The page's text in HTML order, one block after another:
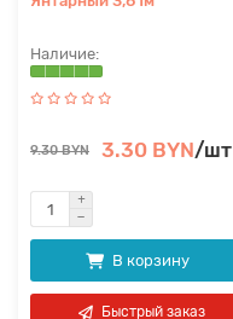
9.30 BYN 3.30 BYN/шт
В корзину
Быстрый заказ